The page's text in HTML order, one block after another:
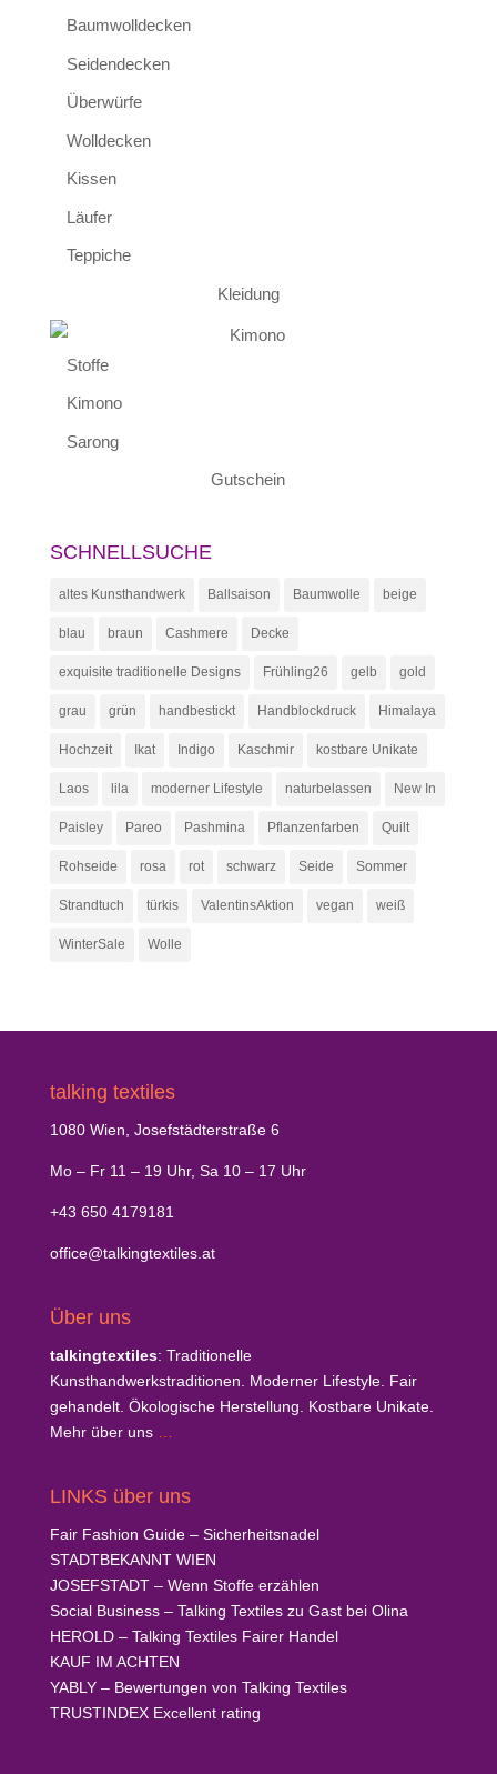
Baumwolldecken
Seidendecken
Überwürfe
Wolldecken
Kissen
Läufer
Teppiche
Kleidung
Stoffe
Kimono
Sarong
Gutschein
SCHNELLSUCHE
altes Kunsthandwerk Ballsaison Baumwolle beige
blau braun Cashmere Decke
exquisite traditionelle Designs Frühling26 gelb gold
grau grün handbestickt Handblockdruck Himalaya
Hochzeit Ikat Indigo Kaschmir kostbare Unikate
Laos lila moderner Lifestyle naturbelassen New In
Paisley Pareo Pashmina Pflanzenfarben Quilt
Rohseide rosa rot schwarz Seide Sommer
Strandtuch türkis ValentinsAktion vegan weiß
WinterSale Wolle
talking textiles
1080 Wien, Josefstädterstraße 6
Mo – Fr 11 – 19 Uhr, Sa 10 – 17 Uhr
+43 650 4179181
office@talkingtextiles.at
Über uns
talkingtextiles: Traditionelle
Kunsthandwerkstraditionen. Moderner Lifestyle. Fair
gehandelt. Ökologische Herstellung. Kostbare Unikate.
Mehr über uns…
LINKS über uns
Fair Fashion Guide– Sicherheitsnadel
STADTBEKANNTWIEN
JOSEFSTADT– Wenn Stoffe erzählen
Social Business– Talking Textiles zu Gast bei Olina
HEROLD– Talking Textiles Fairer Handel
KAUF IM ACHTEN
YABLY– Bewertungen von Talking Textiles
TRUSTINDEXExcellent rating